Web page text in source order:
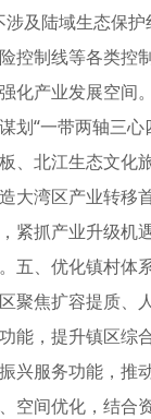
及陆域生态保
控制线等各类控
化产业发展空间
划“一带两轴三
、北江生态文化
大湾区产业转移
紧抓产业升级
五、优化镇村
聚焦扩容提质
能，提升镇区
兴服务功能，
空间优化，结